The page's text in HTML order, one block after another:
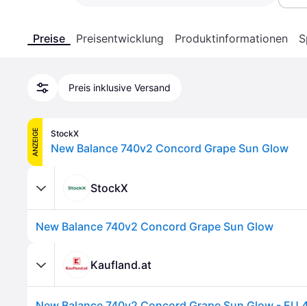
Preise Preisentwicklung Produktinformationen
Preis inklusive Versand
ANZEIGE StockX
New Balance 740v2 Concord Grape Sun Glow
StockX
New Balance 740v2 Concord Grape Sun Glow
Kaufland.at